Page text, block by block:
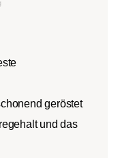
geröstet
und das